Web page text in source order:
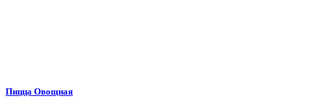
Пицца Овощная